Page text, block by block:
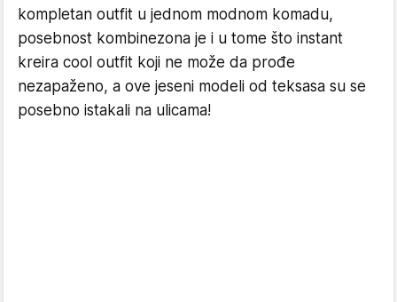
kompletan outfit u jednom modnom komadu,
posebnost kombinezona je i u tome što instant
kreira cool outfit koji ne može da prođe
nezapaženo, a ove jeseni modeli od teksasa su se
posebno istakali na ulicama!